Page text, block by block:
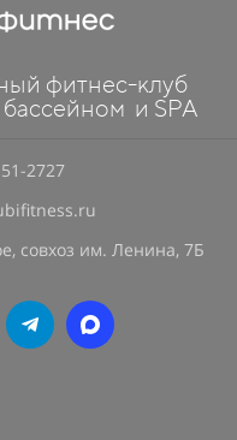
фитнес-клуб
и SPA
2727
совхоз им. Ленина, 7Б